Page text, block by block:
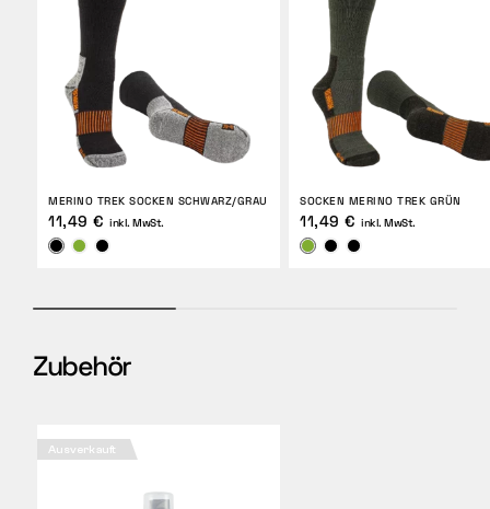
MERINO TREK SOCKEN SCHWARZ/GRAU
11,49 € inkl. MwSt.
SOCKEN MERINO TREK GRÜN
11,49 € inkl. MwSt.
Zubehör
Ausverkauft